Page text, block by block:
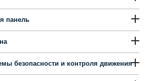
панель
безопасности и контроля движения